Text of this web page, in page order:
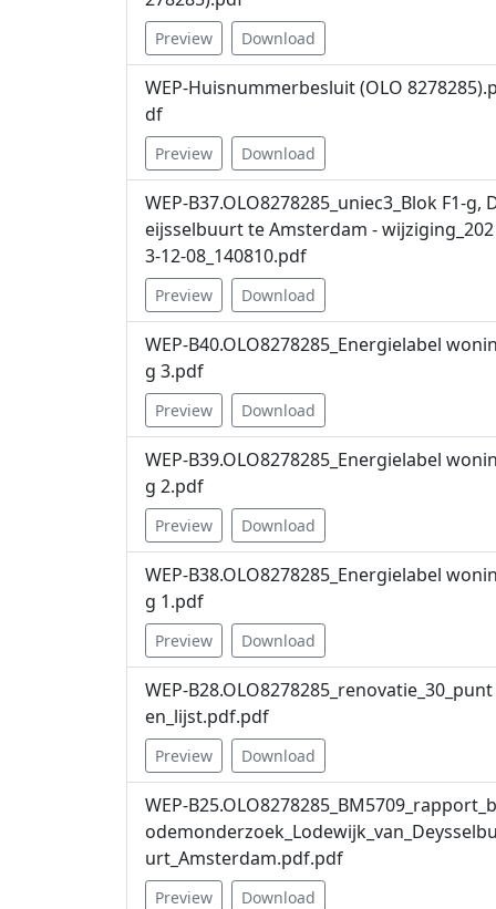
Preview Download
WEP-Huisnummerbesluit (OLO 8278285).p
df
Preview Download
WEP-B37.OLO8278285_uniec3_Blok F1-g,
eijsselbuurt te Amsterdam - wijziging_202
3-12-08_140810.pdf
Preview Download
WEP-B40.OLO8278285_Energielabel wonin
g 3.pdf
Preview Download
WEP-B39.OLO8278285_Energielabel wonin
g 2.pdf
Preview Download
WEP-B38.OLO8278285_Energielabel wonin
g 1.pdf
Preview Download
WEP-B28.OLO8278285_renovatie_30_punt
en_lijst.pdf.pdf
Preview Download
WEP-B25.OLO8278285_BM5709_rapport_b
odemonderzoek_Lodewijk_van_Deysselbu
urt_Amsterdam.pdf.pdf
Preview Download